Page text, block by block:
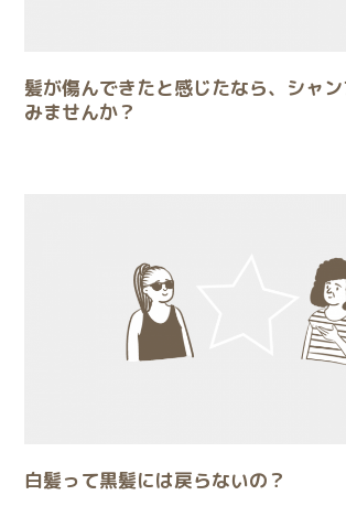
髪が傷んできたと感じたなら、シャ
みませんか？
白髪って黒髪には戻らないの？